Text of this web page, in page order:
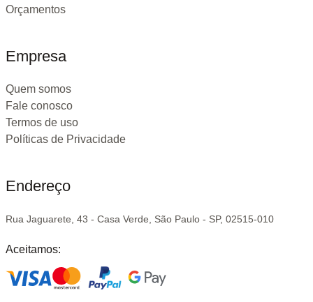
Orçamentos
Empresa
Quem somos
Fale conosco
Termos de uso
Políticas de Privacidade
Endereço
Rua Jaguarete, 43 - Casa Verde, São Paulo - SP, 02515-010
Aceitamos: